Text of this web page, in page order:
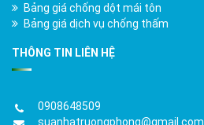
Bảng giá chống dột mái tôn
Bảng giá dịch vụ chống thấm
THÔNG TIN LIÊN HỆ
0908648509
suanhatruongphong@gmail.com